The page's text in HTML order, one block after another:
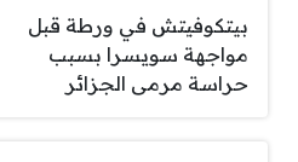
بيتكوفيتش في ورطة قبل
مواجهة سويسرا بسبب
حراسة مرمى الجزائر